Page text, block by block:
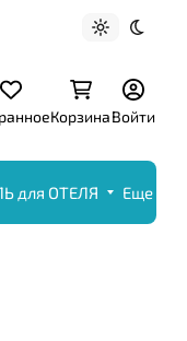
Светлая
КорзинаВойти
для ОТЕЛЯ Еще